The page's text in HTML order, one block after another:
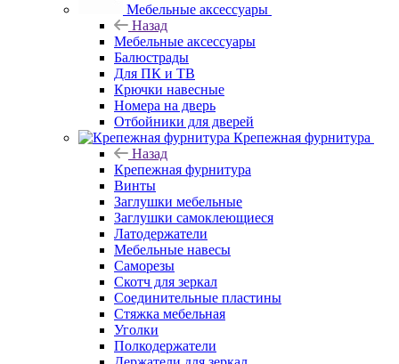
Мебельные аксессуары
Назад
Мебельные аксессуары
Балюстрады
Для ПК и ТВ
Крючки навесные
Номера на дверь
Отбойники для дверей
Крепежная фурнитура
Назад
Крепежная фурнитура
Винты
Заглушки мебельные
Заглушки самоклеющиеся
Латодержатели
Мебельные навесы
Саморезы
Скотч для зеркал
Соединительные пластины
Стяжка мебельная
Уголки
Полкодержатели